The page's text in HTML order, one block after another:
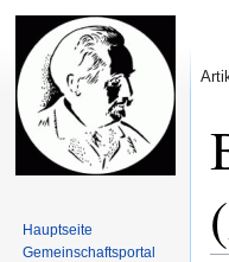
Hauptseite
Gemeinschafts­portal